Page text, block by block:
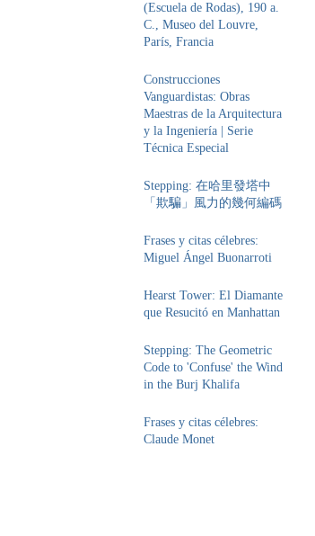
(Escuela de Rodas), 190 a.
C., Museo del Louvre,
París, Francia
Construcciones
Vanguardistas: Obras
Maestras de la Arquitectura
y la Ingeniería | Serie
Técnica Especial
Stepping: 在哈里發塔中
「欺騙」風力的幾何編碼
Frases y citas célebres:
Miguel Ángel Buonarroti
Hearst Tower: El Diamante
que Resucitó en Manhattan
Stepping: The Geometric
Code to 'Confuse' the Wind
in the Burj Khalifa
Frases y citas célebres:
Claude Monet